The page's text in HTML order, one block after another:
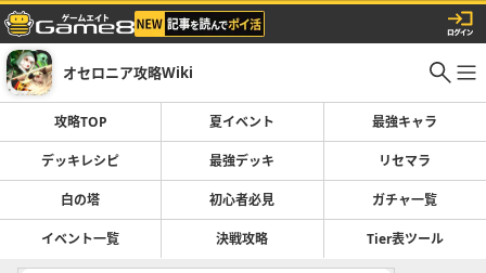
オセロニア攻略Wiki
攻略TOP 夏イベント 最強キャラ
デッキレシピ 最強デッキ リセマラ
白の塔 初心者必見 ガチャ一覧
イベント一覧 決戦攻略 Tier表ツール